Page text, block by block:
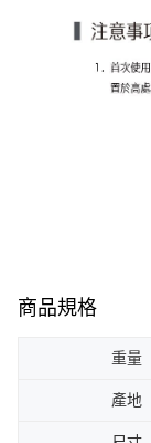
商品規格
重量
產地